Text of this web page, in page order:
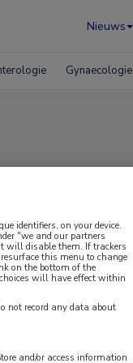
Nieuws
Gynaecologie
identifiers, on your device.
"we and our partners
will disable them. If trackers
this menu to change
on the bottom of the
will have effect within
not record any data about
and/or access information